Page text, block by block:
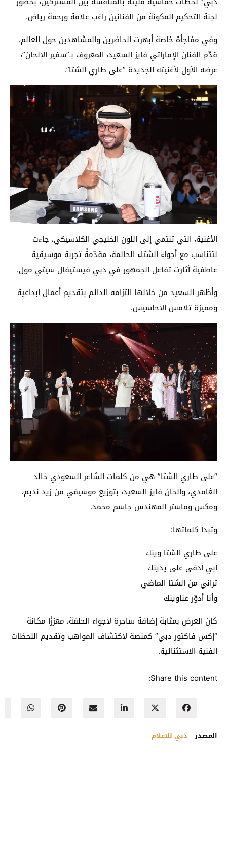
لجنة التحكيم المكونة من الفنانين راغب علامة ورحمة رياض.
وفي مفاجأة خاصة أبهرت الحاضرين والمشاهدين حول العالم،
قدّم الفنان الإماراتي فايز السعيد، المعروف بـ”سفير الألحان”،
عرضه الأول لأغنيته الجديدة “على طاري الشتا”.
الأغنية، التي تنتمي إلى اللون الخليجي الكلاسيكي، جاءت
لتتناسب مع أجواء الشتاء الحالمة، مقدّمةً تجربة موسيقية
عاطفية أثارت تفاعل الجمهور في دبي فيستيفال سيتي مول.
وأظهر السعيد من خلالها التزامه الدائم بتقديم أعمال إبداعية
ومميزة تلامس الأحاسيس.
“على طاري الشتا” هي من كلمات الشاعر السعودي خالد
الغامدي، وألحان فايز السعيد، بتوزيع موسيقي من زيد نديم،
ومكس وماستر المهندس جاسم محمد.
وتبدأ كلماتها:
على طاري الشتا وينك
أبي أدفى على يدينك
تراني من الشتا الماضي
وأنا أدوّر عناوينك
كان العرض بمثابة إضافة ساحرة لأجواء الحلقة، معززًا مكانة
“إكس فاكتور دبي” كمنصة لاكتشاف المواهب وتقديم اللحظات
الفنية الاستثنائية.
Share this content:
المصدر دبي للاعلام